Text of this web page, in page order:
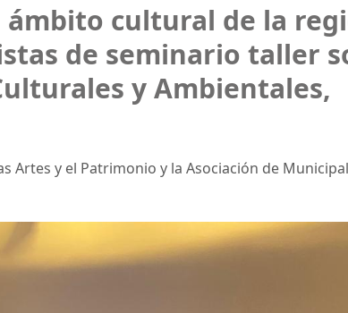
cultural de la
de seminario taller
y Ambientales,
Artes y el Patrimonio y la Asociación de